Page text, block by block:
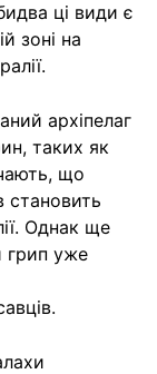
ці види є
зоні на
архіпелаг
таких як
що
становить
Однак ще
грип уже